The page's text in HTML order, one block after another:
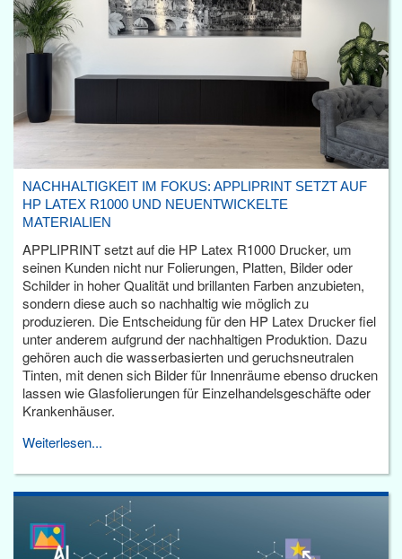
NACHHALTIGKEIT IM FOKUS: APPLIPRINT SETZT AUF
HP LATEX R1000 UND NEUENTWICKELTE
MATERIALIEN
APPLIPRINT setzt auf die HP Latex R1000 Drucker, um
seinen Kunden nicht nur Folierungen, Platten, Bilder oder
Schilder in hoher Qualität und brillanten Farben anzubieten,
sondern diese auch so nachhaltig wie möglich zu
produzieren. Die Entscheidung für den HP Latex Drucker fiel
unter anderem aufgrund der nachhaltigen Produktion. Dazu
gehören auch die wasserbasierten und geruchsneutralen
Tinten, mit denen sich Bilder für Innenräume ebenso drucken
lassen wie Glasfolierungen für Einzelhandelsgeschäfte oder
Krankenhäuser.
Weiterlesen...